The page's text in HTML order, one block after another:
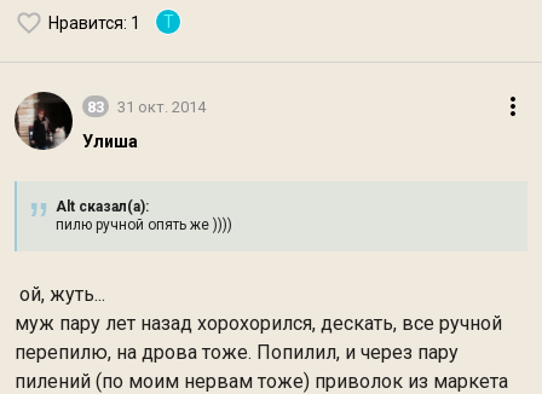
Нравится: 1 Т
83 31 окт. 2014
Улиша
Alt сказал(а):
пилю ручной опять же ))))
ой, жуть...
муж пару лет назад хорохорился, дескать, все ручной
перепилю, на дрова тоже. Попилил, и через пару
пилений (по моим нервам тоже) приволок из маркета